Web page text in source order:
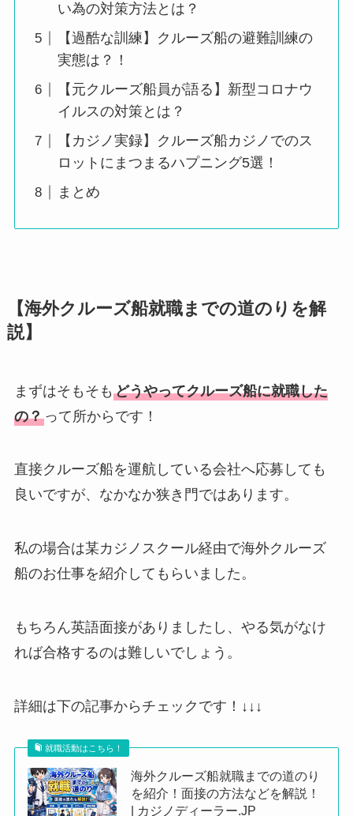
い為の対策方法とは？
【過酷な訓練】クルーズ船の避難訓練の
実態は？！
【元クルーズ船員が語る】新型コロナウ
イルスの対策とは？
【カジノ実録】クルーズ船カジノでのス
ロットにまつまるハプニング5選！
まとめ
【海外クルーズ船就職までの道のりを解
説】
まずはそもそも どうやってクルーズ船に就職した
の？って所からです！
直接クルーズ船を運航している会社へ応募しても
良いですが、なかなか狭き門ではあります。
私の場合は某カジノスクール経由で海外クルーズ
船のお仕事を紹介してもらいました。
もちろん英語面接がありましたし、やる気がなけ
れば合格するのは難しいでしょう。
詳細は下の記事からチェックです！↓↓↓
就職活動はこちら！
海外クルーズ船就職までの道のり
を紹介！面接の方法などを解説！
| カジノディーラー.JP